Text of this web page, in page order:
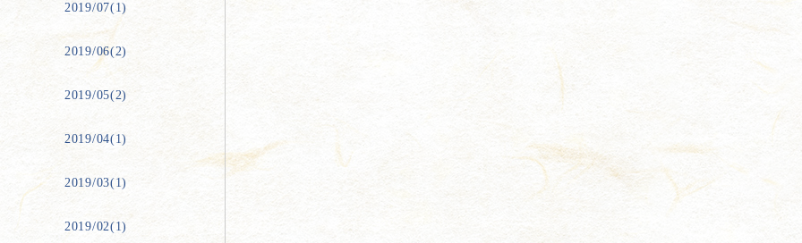
2019/07(1)
2019/06(2)
2019/05(2)
2019/04(1)
2019/03(1)
2019/02(1)